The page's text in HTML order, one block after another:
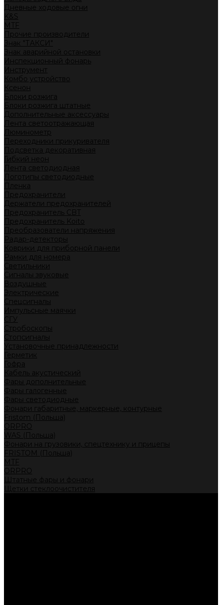
Дневные ходовые огни
K&S
MTF
Прочие производители
Знак "ТАКСИ"
Знак аварийной остановки
Инспекционный фонарь
Инструмент
Комбо устройство
Ксенон
Блоки розжига
Блоки розжига штатные
Дополнительные аксессуары
Лента светоотражающая
Люминометр
Переходники прикуривателя
Подсветка декоративная
Гибкий неон
Лента светодиодная
Логотипы светодиодные
Пленка
Предохранители
Держатели предохранителей
Предохранитель CBT
Предохранитель Koito
Преобразователи напряжения
Радар-детекторы
Коврики для приборной панели
Рамки для номера
Светильники
Сигналы звуковые
Воздушные
Электрические
Спецсигналы
Импульсные маячки
СГУ
Стробоскопы
Стопсигналы
Установочные принадлежности
Герметик
Гофра
Кабель акустический
Фары дополнительные
Фары галогенные
Фары светодиодные
Фонари габаритные, маркерные, контурные
Fristom (Польша)
ORPRO
WAS (Польша)
Фонари на грузовики, спецтехнику и прицепы
FRISTOM (Польша)
MTF
ORPRO
Штатные фары и фонари
Щетки стеклоочистителя